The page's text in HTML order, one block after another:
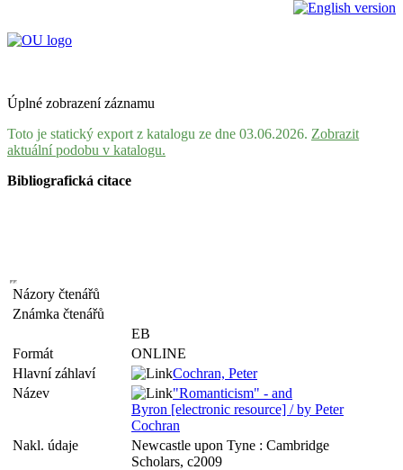
Úplné zobrazení záznamu
Toto je statický export z katalogu ze dne 03.06.2026. Zobrazit
aktuální podobu v katalogu.
Bibliografická citace
Názory čtenářů
Známka čtenářů
EB
Formát
ONLINE
Hlavní záhlaví
Cochran, Peter
Název
"Romanticism" - and
Byron [electronic resource] / by Peter
Cochran
Nakl. údaje
Newcastle upon Tyne : Cambridge
Scholars, c2009